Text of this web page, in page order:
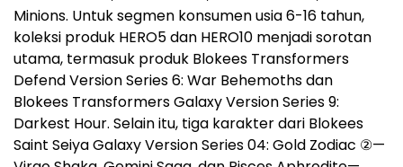
Minions. Untuk segmen konsumen usia 6-16 tahun,
koleksi produk HERO5 dan HERO10 menjadi sorotan
utama, termasuk produk Blokees Transformers
Defend Version Series 6: War Behemoths dan
Blokees Transformers Galaxy Version Series 9:
Darkest Hour. Selain itu, tiga karakter dari Blokees
Saint Seiya Galaxy Version Series 04: Gold Zodiac ②—